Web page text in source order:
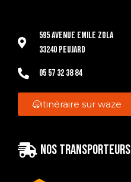
595 Avenue Emile Zola
33240 Peujard
05 57 32 38 84
itinéraire sur waze
Nos transporteurs